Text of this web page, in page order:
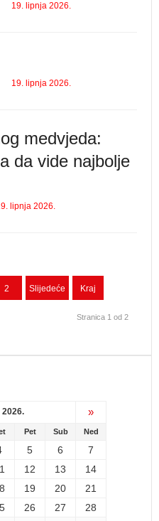
19. lipnja 2026.
19. lipnja 2026.
medvjeda:
da vide najbolje
lipnja 2026.
2 Slijedeće Kraj
Stranica 1 od 2
2026. »
Pet Sub Ned
5 6
7
12 13
14
19 20
21
26 27
28